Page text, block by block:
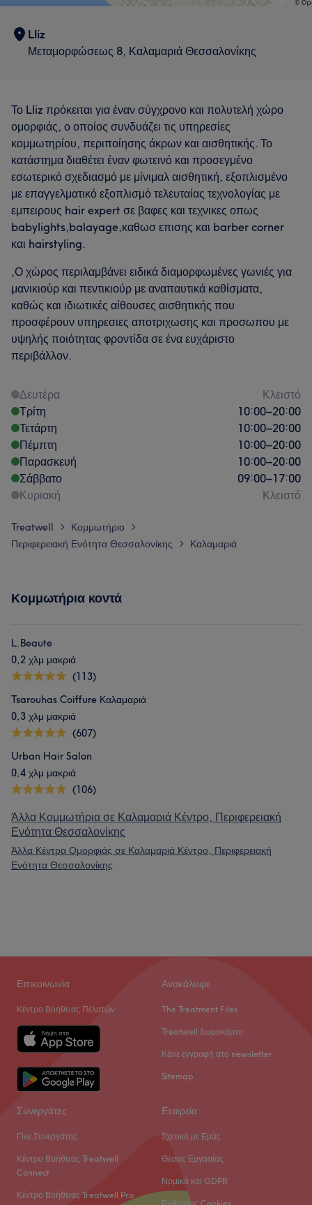
Lliz
Μεταμορφώσεως 8, Καλαμαριά Θεσσαλονίκης
Το Lliz πρόκειται για έναν σύγχρονο και πολυτελή χώρο
ομορφιάς, ο οποίος συνδυάζει τις υπηρεσίες
κομμωτηρίου, περιποίησης άκρων και αισθητικής. Το
κατάστημα διαθέτει έναν φωτεινό και προσεγμένο
εσωτερικό σχεδιασμό με μίνιμαλ αισθητική, εξοπλισμένο
με επαγγελματικό εξοπλισμό τελευταίας τεχνολογίας με
εμπειρους hair expert σε βαφες και τεχνικες οπως
babylights,balayage,καθωσ επισης και barber corner
και hairstyling.
,Ο χώρος περιλαμβάνει ειδικά διαμορφωμένες γωνιές για
μανικιούρ και πεντικιούρ με αναπαυτικά καθίσματα,
καθώς και ιδιωτικές αίθουσες αισθητικής που
προσφέρουν υπηρεσιες αποτριχωσης και προσωπου με
υψηλής ποιότητας φροντίδα σε ένα ευχάριστο
περιβάλλον.
Δευτέρα
Κλειστό
Τρίτη
10:00–20:00
Τετάρτη
10:00–20:00
Πέμπτη
10:00–20:00
Παρασκευή
10:00–20:00
Σάββατο
09:00–17:00
Κυριακή
Κλειστό
Treatwell > Κομμωτήριο >
Περιφερειακή Ενότητα Θεσσαλονίκης > Καλαμαριά
Κομμωτήρια κοντά
L.Beaute
0,2 χλμ μακριά
(113)
Tsarouhas Coiffure Καλαμαριά
0,3 χλμ μακριά
(607)
Urban Hair Salon
0,4 χλμ μακριά
(106)
Άλλα Κομμωτήρια σε Καλαμαριά Κέντρο, Περιφερειακή
Ενότητα Θεσσαλονίκης
Άλλα Κέντρα Ομορφιάς σε Καλαμαριά Κέντρο, Περιφερειακή
Ενότητα Θεσσαλονίκης
Επικοινωνία
Κέντρο Βοήθειας Πελατών
Ανακάλυψε
The Treatment Files
Treatwell δωροκάρτα
Κάνε εγγραφή στο newsletter
Sitemap
Συνεργάτες
Γίνε Συνεργάτης
Κέντρο Βοήθειας Treatwell
Connect
Κέντρο Βοήθειας Treatwell Pro
Εταιρεία
Σχετικά με Εμάς
Θέσεις Εργασίας
Νομικά και GDPR